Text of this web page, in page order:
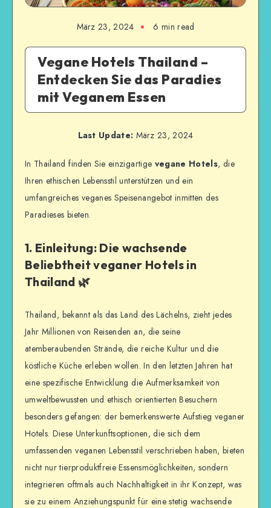
März 23, 2024 6 min read
Vegane Hotels Thailand –
Entdecken Sie das Paradies
mit Veganem Essen
Last Update: März 23, 2024
In Thailand finden Sie einzigartige vegane Hotels, die
Ihren ethischen Lebensstil unterstützen und ein
umfangreiches veganes Speisenangebot inmitten des
Paradieses bieten.
1. Einleitung: Die wachsende
Beliebtheit veganer Hotels in
Thailand 🌿
Thailand, bekannt als das Land des Lächelns, zieht jedes
Jahr Millionen von Reisenden an, die seine
atemberaubenden Strände, die reiche Kultur und die
köstliche Küche erleben wollen. In den letzten Jahren hat
eine spezifische Entwicklung die Aufmerksamkeit von
umweltbewussten und ethisch orientierten Besuchern
besonders gefangen: der bemerkenswerte Aufstieg veganer
Hotels. Diese Unterkunftsoptionen, die sich dem
umfassenden veganen Lebensstil verschrieben haben, bieten
nicht nur tierproduktfreie Essensmöglichkeiten, sondern
integrieren oftmals auch Nachhaltigkeit in ihr Konzept, was
sie zu einem Anziehungspunkt für eine stetig wachsende